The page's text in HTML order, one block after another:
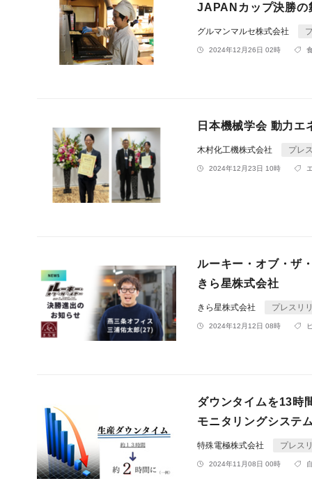
JAPANカップ決勝の
グルマンマルセ株式会社
2024年12月26日 02時
日本機械学会 動力エ
木村化工機株式会社 プレ
2024年12月23日 10時
ルーキー・オブ・ザ
きら星株式会社
きら星株式会社 プレスリ
2024年12月12日 08時
ダウンタイムを13時
モニタリングシステ
特殊電極株式会社 プレス
2024年11月08日 00時